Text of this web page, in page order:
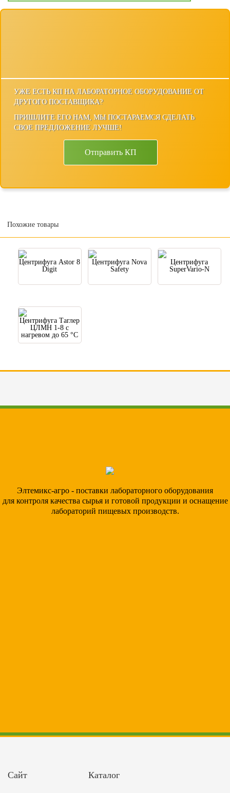
УЖЕ ЕСТЬ КП НА ЛАБОРАТОРНОЕ ОБОРУДОВАНИЕ ОТ
ДРУГОГО ПОСТАВЩИКА?
ПРИШЛИТЕ ЕГО НАМ, МЫ ПОСТАРАЕМСЯ СДЕЛАТЬ
СВОЕ ПРЕДЛОЖЕНИЕ ЛУЧШЕ!
Отправить КП
Похожие товары
Центрифуга Astor 8
Digit
Центрифуга Nova
Safety
Центрифуга
SuperVario-N
Центрифуга Таглер
ЦЛМН 1-8 с
нагревом до 65 °С
Элтемикс-агро - поставки лабораторного оборудования
для контроля качества сырья и готовой продукции и оснащение
лабораторий пищевых производств.
Сайт Каталог